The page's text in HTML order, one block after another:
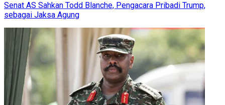
Senat AS Sahkan Todd Blanche, Pengacara Pribadi Trump,
sebagai Jaksa Agung